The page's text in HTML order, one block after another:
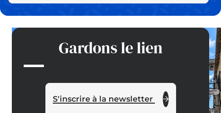
Gardons le lien
S'inscrire à la newsletter